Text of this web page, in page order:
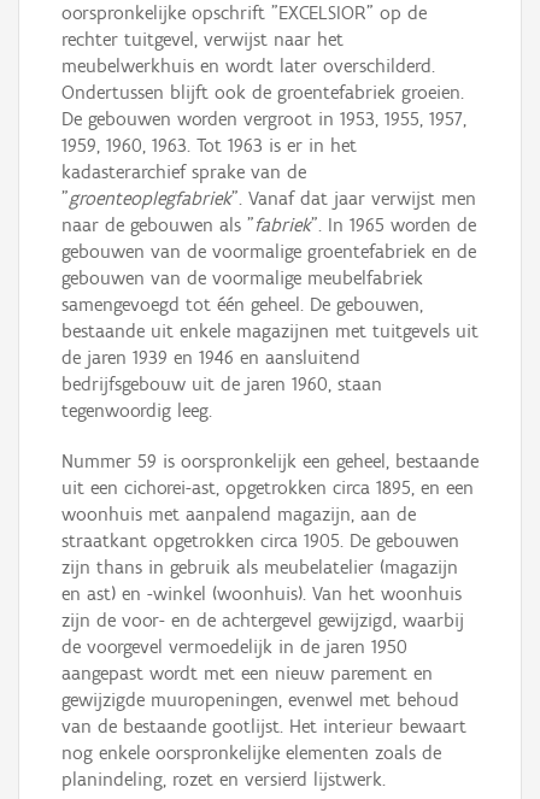
oorspronkelijke opschrift "EXCELSIOR" op de
rechter tuitgevel, verwijst naar het
meubelwerkhuis en wordt later overschilderd.
Ondertussen blijft ook de groentefabriek groeien.
De gebouwen worden vergroot in 1953, 1955, 1957,
1959, 1960, 1963. Tot 1963 is er in het
kadasterarchief sprake van de
"groenteoplegfabriek". Vanaf dat jaar verwijst men
naar de gebouwen als "fabriek". In 1965 worden de
gebouwen van de voormalige groentefabriek en de
gebouwen van de voormalige meubelfabriek
samengevoegd tot één geheel. De gebouwen,
bestaande uit enkele magazijnen met tuitgevels uit
de jaren 1939 en 1946 en aansluitend
bedrijfsgebouw uit de jaren 1960, staan
tegenwoordig leeg.
Nummer 59 is oorspronkelijk een geheel, bestaande
uit een cichorei-ast, opgetrokken circa 1895, en een
woonhuis met aanpalend magazijn, aan de
straatkant opgetrokken circa 1905. De gebouwen
zijn thans in gebruik als meubelatelier (magazijn
en ast) en -winkel (woonhuis). Van het woonhuis
zijn de voor- en de achtergevel gewijzigd, waarbij
de voorgevel vermoedelijk in de jaren 1950
aangepast wordt met een nieuw parement en
gewijzigde muuropeningen, evenwel met behoud
van de bestaande gootlijst. Het interieur bewaart
nog enkele oorspronkelijke elementen zoals de
planindeling, rozet en versierd lijstwerk.